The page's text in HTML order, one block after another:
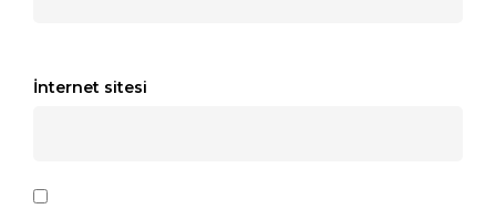
İnternet sitesi